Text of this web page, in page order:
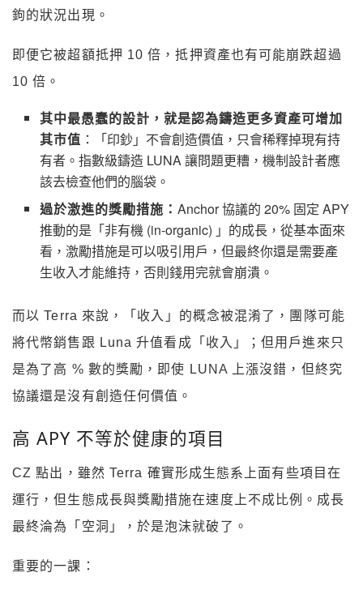
鉤的狀況出現。
即便它被超額抵押 10 倍，抵押資產也有可能崩跌超過
10 倍。
其中最愚蠢的設計，就是認為鑄造更多資產可增加
其市值 ：「印鈔」不會創造價值，只會稀釋掉現有持
有者。指數級鑄造 LUNA 讓問題更糟，機制設計者應
該去檢查他們的腦袋。
過於激進的獎勵措施：Anchor 協議的 20% 固定 APY
推動的是「非有機 (in-organic) 」的成長，從基本面來
看，激勵措施是可以吸引用戶，但最終你還是需要產
生收入才能維持，否則錢用完就會崩潰。
而以 Terra 來說，「收入」的概念被混淆了，團隊可能
將代幣銷售跟 Luna 升值看成「收入」；但用戶進來只
是為了高 % 數的獎勵，即使 LUNA 上漲沒錯，但終究
協議還是沒有創造任何價值。
高 APY 不等於健康的項目
CZ 點出，雖然 Terra 確實形成生態系上面有些項目在
運行，但生態成長與獎勵措施在速度上不成比例。成長
最終淪為「空洞」，於是泡沫就破了。
重要的一課：